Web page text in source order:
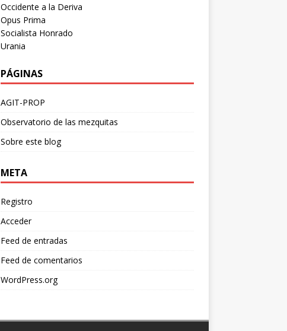
Occidente a la Deriva
Opus Prima
Socialista Honrado
Urania
PÁGINAS
AGIT-PROP
Observatorio de las mezquitas
Sobre este blog
META
Registro
Acceder
Feed de entradas
Feed de comentarios
WordPress.org